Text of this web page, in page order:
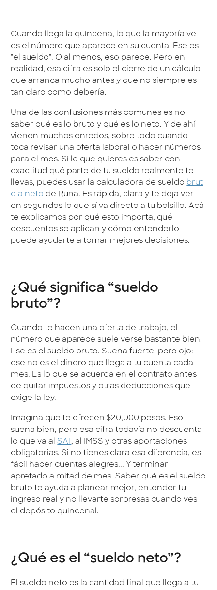
Cuando llega la quincena, lo que la mayoría ve
es el número que aparece en su cuenta. Ese es
"el sueldo". O al menos, eso parece. Pero en
realidad, esa cifra es solo el cierre de un cálculo
que arranca mucho antes y que no siempre es
tan claro como debería.
Una de las confusiones más comunes es no
saber qué es lo bruto y qué es lo neto. Y de ahí
vienen muchos enredos, sobre todo cuando
toca revisar una oferta laboral o hacer números
para el mes. Si lo que quieres es saber con
exactitud qué parte de tu sueldo realmente te
llevas, puedes usar la calculadora de sueldo brut
o a neto de Runa. Es rápida, clara y te deja ver
en segundos lo que sí va directo a tu bolsillo. Acá
te explicamos por qué esto importa, qué
descuentos se aplican y cómo entenderlo
puede ayudarte a tomar mejores decisiones.
¿Qué significa “sueldo
bruto”?
Cuando te hacen una oferta de trabajo, el
número que aparece suele verse bastante bien.
Ese es el sueldo bruto. Suena fuerte, pero ojo:
ese no es el dinero que llega a tu cuenta cada
mes. Es lo que se acuerda en el contrato antes
de quitar impuestos y otras deducciones que
exige la ley.
Imagina que te ofrecen $20,000 pesos. Eso
suena bien, pero esa cifra todavía no descuenta
lo que va alSAT, al IMSS y otras aportaciones
obligatorias. Si no tienes clara esa diferencia, es
fácil hacer cuentas alegres... Y terminar
apretado a mitad de mes. Saber qué es el sueldo
bruto te ayuda a planear mejor, entender tu
ingreso real y no llevarte sorpresas cuando ves
el depósito quincenal.
¿Qué es el “sueldo neto”?
El sueldo neto es la cantidad final que llega a tu